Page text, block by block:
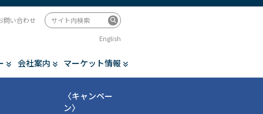
会社案内 マーケット情報
問い合わせ
English
〈キャンペー
ン〉